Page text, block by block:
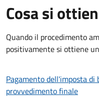
Cosa si
Quando il procedimento
positivamente si ottiene
Pagamento dell'imposta di
provvedimento finale